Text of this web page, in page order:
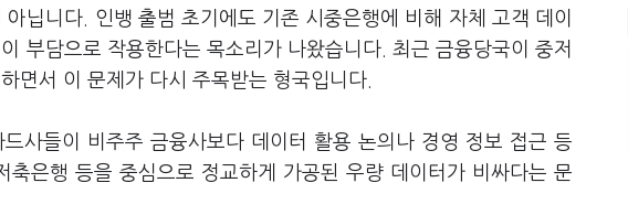
닙니다. 인뱅 출범 초기에도 기존 시중은행에 비해 자체 고객 데이
부담으로 작용한다는 목소리가 나왔습니다. 최근 금융당국이 중저
면서 이 문제가 다시 주목받는 형국입니다.
사들이 비주주 금융사보다 데이터 활용 논의나 경영 정보 접근 등
은행 등을 중심으로 정교하게 가공된 우량 데이터가 비싸다는 문